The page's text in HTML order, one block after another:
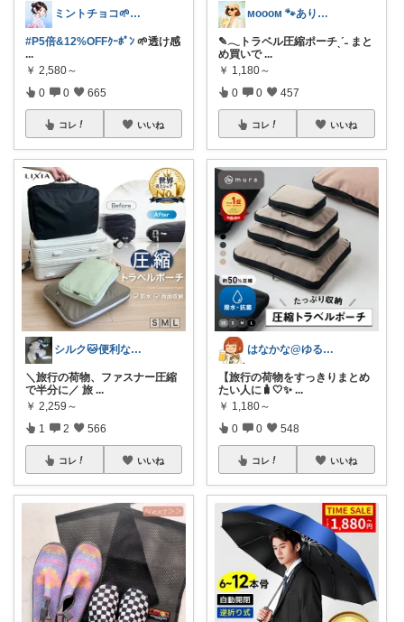
ミントチョコ🌱いつもありがとう
#P5倍&12%OFFｸｰﾎﾟﾝ 🌱透け感
...
￥ 2,580～
0 0 665
コレ いいね
シルク🐱便利な暮らし
＼旅行の荷物、ファスナー圧縮
で半分に／ 旅 ...
￥ 2,259～
1 2 566
コレ いいね
ᴍᴏᴏᴏᴍ 🐾ありがとうございます🐹
✎𓂃トラベル圧縮ポーチˎˊ˗ まと
め買いで ...
￥ 1,180～
0 0 457
コレ いいね
はなかな@ゆるふわ暮らし
【旅行の荷物をすっきりまとめ
たい人に🧳🤍✨ ...
￥ 1,180～
0 0 548
コレ いいね